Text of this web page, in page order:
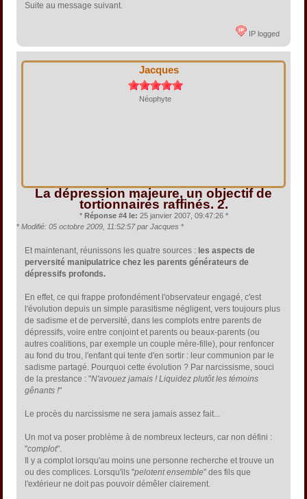
Suite au message suivant.
IP logged
Jacques
Néophyte
La dépression majeure, un objectif de
tortionnaires raffinés. 2.
* Réponse #4 le: 25 janvier 2007, 09:47:26 *
* Modifié: 05 octobre 2009, 11:52:57 par Jacques *
Et maintenant, réunissons les quatre sources : les aspects de
perversité manipulatrice chez les parents générateurs de
dépressifs profonds.
En effet, ce qui frappe profondément l'observateur engagé, c'est
l'évolution depuis un simple parasitisme négligent, vers toujours plus
de sadisme et de perversité, dans les complots entre parents de
dépressifs, voire entre conjoint et parents ou beaux-parents (ou
autres coalitions, par exemple un couple mère-fille), pour renfoncer
au fond du trou, l'enfant qui tente d'en sortir : leur communion par le
sadisme partagé. Pourquoi cette évolution ? Par narcissisme, souci
de la prestance : "N'avouez jamais ! Liquidez plutôt les témoins
gênants !"
Le procès du narcissisme ne sera jamais assez fait...
Un mot va poser problème à de nombreux lecteurs, car non défini :
"complot".
Il y a complot lorsqu'au moins une personne recherche et trouve un
ou des complices. Lorsqu'ils "pelotent ensemble" des fils que
l'extérieur ne doit pas pouvoir démêler clairement.